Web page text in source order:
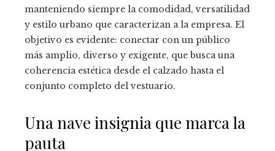
manteniendo siempre la comodidad, versatilidad
y estilo urbano que caracterizan a la empresa. El
objetivo es evidente: conectar con un público
más amplio, diverso y exigente, que busca una
coherencia estética desde el calzado hasta el
conjunto completo del vestuario.
Una nave insignia que marca la
pauta